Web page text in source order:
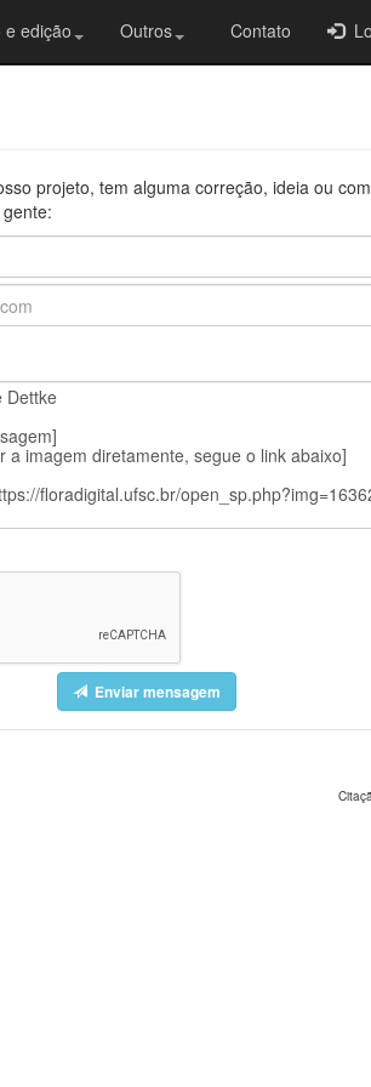
e edição Outros Contato
projeto, tem alguma correção, ideia ou
Enviar mensagem